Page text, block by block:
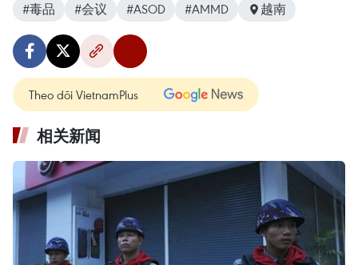
#毒品
#会议 #ASOD #AMMD 越南
Theo dõi VietnamPlus
相关新闻